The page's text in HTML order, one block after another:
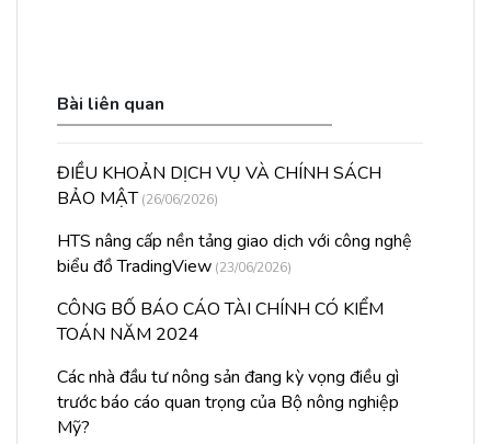
Bài liên quan
ĐIỀU KHOẢN DỊCH VỤ VÀ CHÍNH SÁCH
BẢO MẬT (26/06/2026)
HTS nâng cấp nền tảng giao dịch với công nghệ
biểu đồ TradingView (23/06/2026)
CÔNG BỐ BÁO CÁO TÀI CHÍNH CÓ KIỂM
TOÁN NĂM 2024
Các nhà đầu tư nông sản đang kỳ vọng điều gì
trước báo cáo quan trọng của Bộ nông nghiệp
Mỹ?